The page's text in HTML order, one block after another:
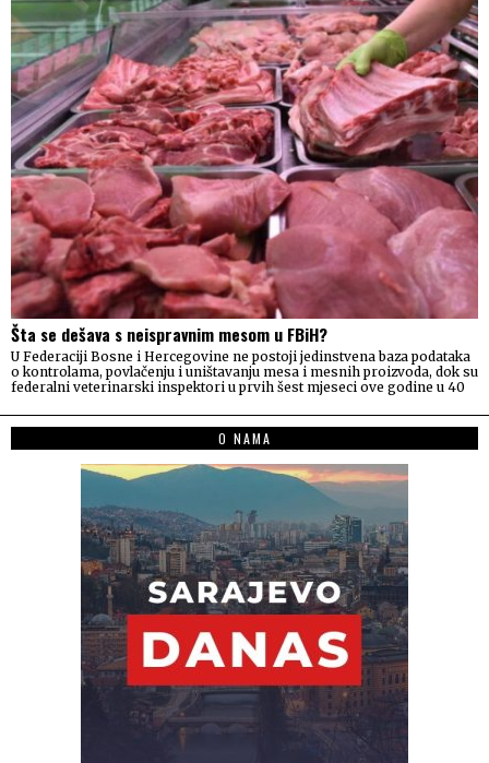
Šta se dešava s neispravnim mesom u FBiH?
U Federaciji Bosne i Hercegovine ne postoji jedinstvena baza podataka
o kontrolama, povlačenju i uništavanju mesa i mesnih proizvoda, dok su
federalni veterinarski inspektori u prvih šest mjeseci ove godine u 40
O NAMA